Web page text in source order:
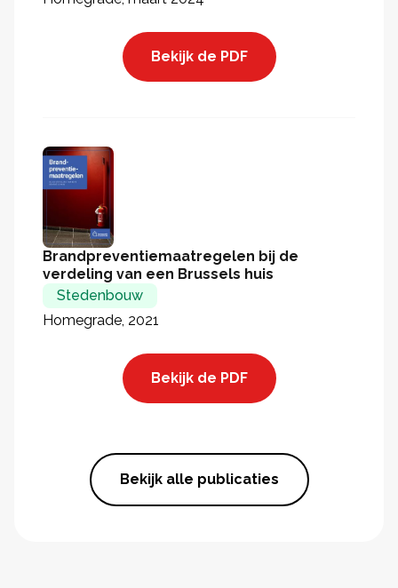
Bekijk de PDF
Brandpreventiemaatregelen bij de
verdeling van een Brussels huis
Stedenbouw
Homegrade, 2021
Bekijk de PDF
Bekijk alle publicaties